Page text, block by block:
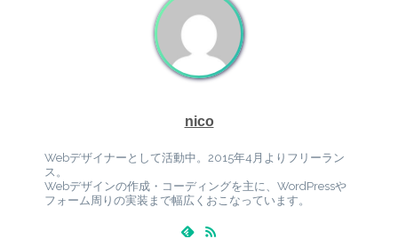
nico
Webデザイナーとして活動中。2015年4月よりフリーラン
ス。
Webデザインの作成・コーディングを主に、WordPressや
フォーム周りの実装まで幅広くおこなっています。